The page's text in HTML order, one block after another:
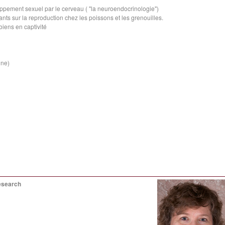
sexuel par le cerveau ( "la neuroendocrinologie")
sur la reproduction chez les poissons et les grenouilles.
en captivité